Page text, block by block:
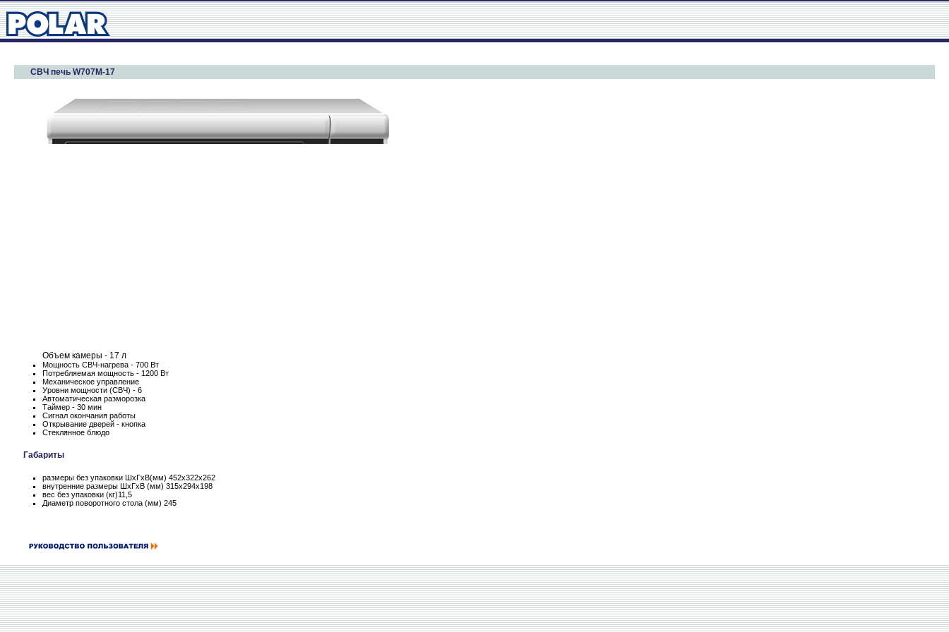
СВЧ печь W707M-17
Объем камеры - 17 л
Мощность СВЧ-нагрева - 700 Вт
Потребляемая мощность - 1200 Вт
Механическое управление
Уровни мощности (СВЧ) - 6
Автоматическая разморозка
Таймер - 30 мин
Сигнал окончания работы
Открывание дверей - кнопка
Стеклянное блюдо
Габариты
размеры без упаковки ШхГхВ(мм) 452х322х262
внутренние размеры ШхГхВ (мм) 315x294x198
вес без упаковки (кг)11,5
Диаметр поворотного стола (мм) 245